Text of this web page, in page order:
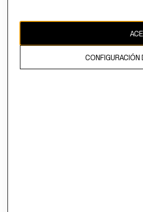
propiedad de H&M Hennes & Mauritz AB